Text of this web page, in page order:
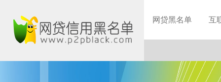
网贷黑名单 互